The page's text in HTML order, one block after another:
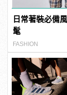
日常著裝必備
髦
FASHION